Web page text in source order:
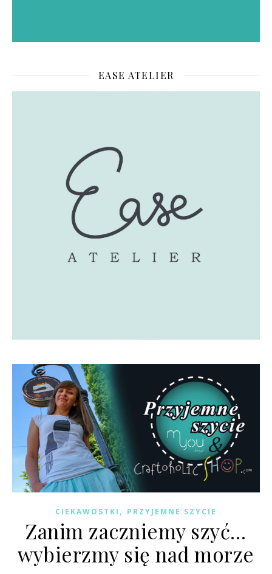
EASE ATELIER
CIEKAWOSTKI , PRZYJEMNE SZYCIE
Zanim zaczniemy szyć…
wybierzmy się nad morze